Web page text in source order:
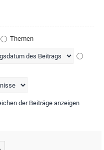
Themen
der Beiträge anzeigen